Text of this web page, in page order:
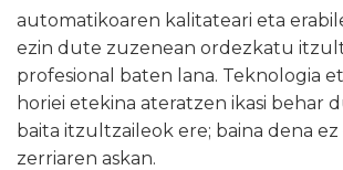
automatikoaren kalitateari eta
ezin dute zuzenean ordezkatu
profesional baten lana. Teknologia
horiei etekina ateratzen ikasi behar
baita itzultzaileok ere; baina dena
zerriaren askan.